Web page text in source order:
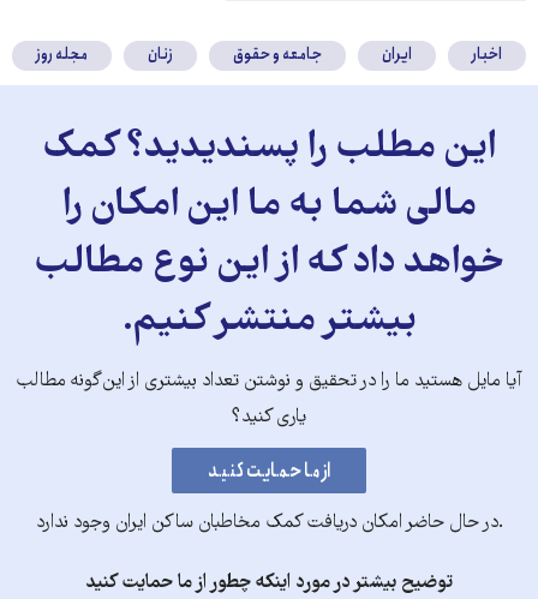
اخبار ایران جامعه و حقوق زنان مجله روز
این مطلب را پسندیدید؟ کمک
مالی شما به ما این امکان را
خواهد داد که از این نوع مطالب
بیشتر منتشر کنیم.
آیا مایل هستید ما را در تحقیق و نوشتن تعداد بیشتری از این‌گونه مطالب
یاری کنید؟
.در حال حاضر امکان دریافت کمک مخاطبان ساکن ایران وجود ندارد
توضیح بیشتر در مورد اینکه چطور از ما حمایت کنید